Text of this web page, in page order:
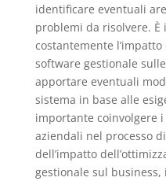
identificare eventuali
problemi da risolvere.
costantemente
software gestionale
apportare eventuali
sistema in base alle
importante coinvolgere
aziendali nel processo
dell’impatto
gestionale sul